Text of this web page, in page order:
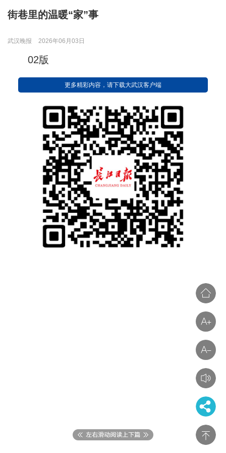
街巷里的温暖“家”事
武汉晚报 2026年06月03日
02版
更多精彩内容，请下载大武汉客户端